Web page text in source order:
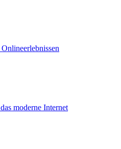
moderne Internet